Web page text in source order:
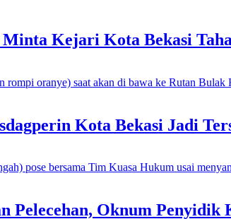
Kejari Kota Bekasi
Kota Bekasi Jadi
Pelecehan, Oknum